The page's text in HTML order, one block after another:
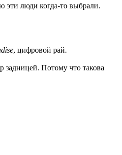
эти люди когда-то выбрали.
, цифровой рай.
задницей. Потому что такова